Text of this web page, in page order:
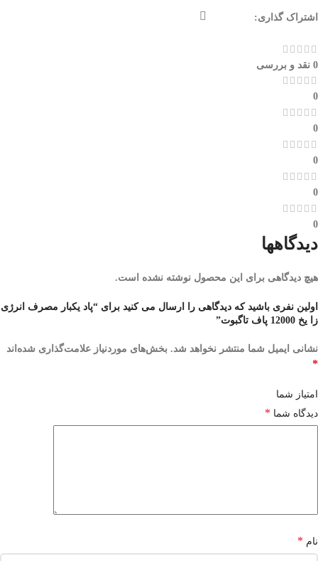
اشتراک گذاری:
0 نقد و بررسی
0
0
0
0
0
دیدگاهها
هیچ دیدگاهی برای این محصول نوشته نشده است.
اولین نفری باشید که دیدگاهی را ارسال می کنید برای “پاد یکبار مصرف انرژی
زا یخ 12000 پاف تاگبوت”
نشانی ایمیل شما منتشر نخواهد شد. بخش‌های موردنیاز علامت‌گذاری شده‌اند
*
امتیاز شما
دیدگاه شما *
نام *